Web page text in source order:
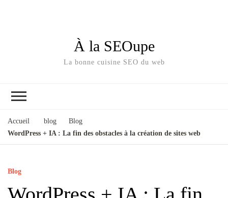
À la SEOupe
La bonne cuisine SEO du web
Accueil blog
Blog
WordPress + IA : La fin des obstacles à la création de sites web
Blog